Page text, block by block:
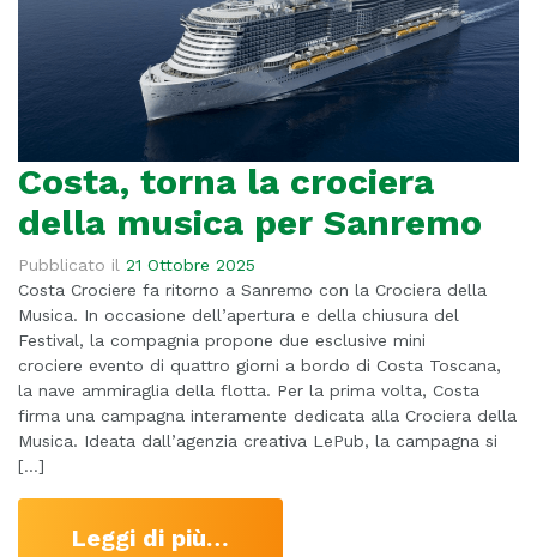
Costa, torna la crociera
della musica per Sanremo
Pubblicato il 21 Ottobre 2025
Costa Crociere fa ritorno a Sanremo con la Crociera della
Musica. In occasione dell’apertura e della chiusura del
Festival, la compagnia propone due esclusive mini
crociere evento di quattro giorni a bordo di Costa Toscana,
la nave ammiraglia della flotta. Per la prima volta, Costa
firma una campagna interamente dedicata alla Crociera della
Musica. Ideata dall’agenzia creativa LePub, la campagna si
[…]
Leggi di più…